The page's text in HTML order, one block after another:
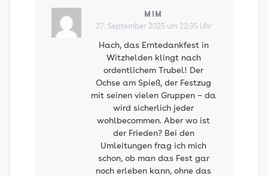
MIM
27. September 2025 um 22:35 Uhr
Hach, das Erntedankfest in
Witzhelden klingt nach
ordentlichem Trubel! Der
Ochse am Spieß, der Festzug
mit seinen vielen Gruppen – da
wird sicherlich jeder
wohlbecommen. Aber wo ist
der Frieden? Bei den
Umleitungen frag ich mich
schon, ob man das Fest gar
noch erleben kann, ohne das